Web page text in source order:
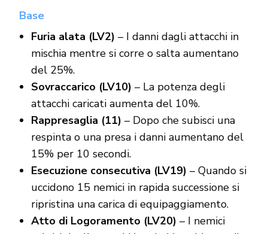
Base
Furia alata (LV2) – I danni dagli attacchi in
mischia mentre si corre o salta aumentano
del 25%.
Sovraccarico (LV10) – La potenza degli
attacchi caricati aumenta del 10%.
Rappresaglia (11) – Dopo che subisci una
respinta o una presa i danni aumentano del
15% per 10 secondi.
Esecuzione consecutiva (LV19) – Quando si
uccidono 15 nemici in rapida successione si
ripristina una carica di equipaggiamento.
Atto di Logoramento (LV20) – I nemici